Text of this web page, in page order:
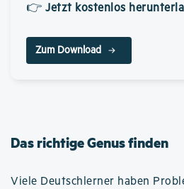
👉 Jetzt kostenlos
Zum Download
Das richtige Genus finden
Viele Deutschlerner haben